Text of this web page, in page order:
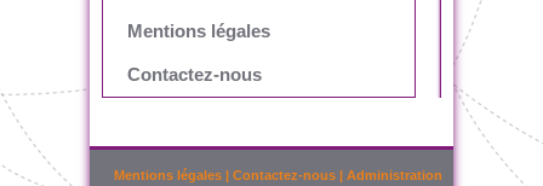
Mentions légales
Contactez-nous
Mentions légales | Contactez-nous | Administration